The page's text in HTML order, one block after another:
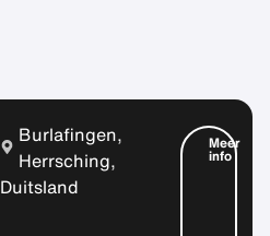
Burlafingen,
Herrsching,
Duitsland
Meer
info